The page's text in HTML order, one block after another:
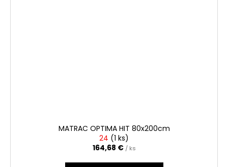
MATRAC OPTIMA HIT 80x200cm
24 (1 ks)
164,68 € / ks